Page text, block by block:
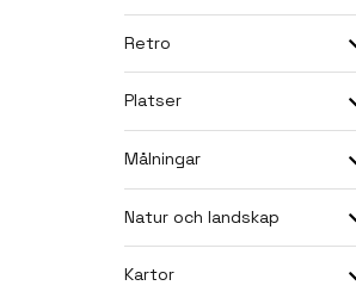
Retro
Platser
Målningar
Natur och landskap
Kartor